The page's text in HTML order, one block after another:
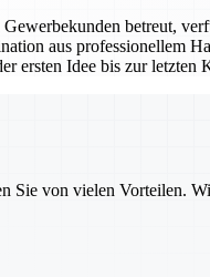
betreut,
aus professionellem
ersten Idee bis zur letzten
Sie von vielen Vorteilen.